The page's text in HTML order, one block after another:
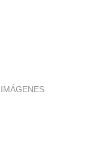
IMÁGENES